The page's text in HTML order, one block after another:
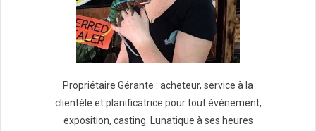
Propriétaire Gérante : acheteur, service à la
clientèle et planificatrice pour tout événement,
exposition, casting. Lunatique à ses heures